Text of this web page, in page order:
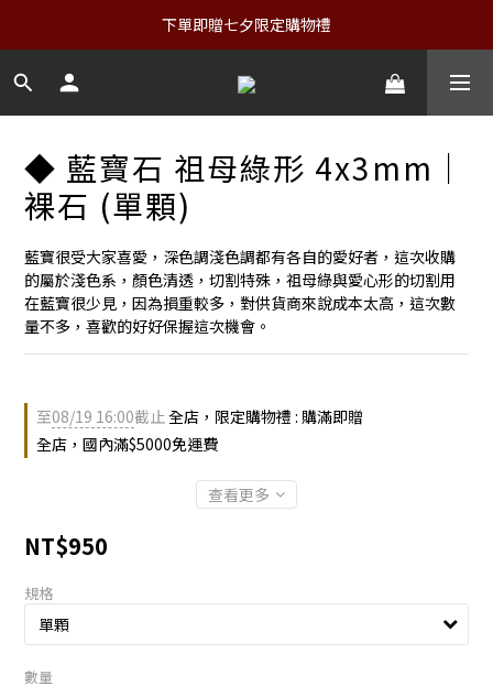
下單即贈七夕限定購物禮
◆ 藍寶石 祖母綠形 4x3mm｜
裸石 (單顆)
藍寶很受大家喜愛，深色調淺色調都有各自的愛好者，這次收購
的屬於淺色系，顏色清透，切割特殊，祖母綠與愛心形的切割用
在藍寶很少見，因為損重較多，對供貨商來說成本太高，這次數
量不多，喜歡的好好保握這次機會。
至08/19 16:00截止全店，限定購物禮 : 購滿即贈
全店，國內滿$5000免運費
查看更多
NT$950
規格
數量